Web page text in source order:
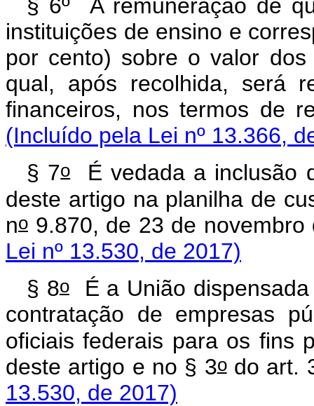
§ 6º A remuneração de
instituições de ensino e
por cento) sobre o valor
qual, após recolhida, será
financeiros, nos termos
(Incluído pela Lei nº 13.366,
§ 7oÉ vedada a inclusão
deste artigo na planilha de
no 9.870, de 23 de
Lei nº 13.530, de 2017)
§ 8oÉ a União dispensada
contratação de empresas
oficiais federais para os fins
deste artigo e no § 3odo art.
13.530, de 2017)